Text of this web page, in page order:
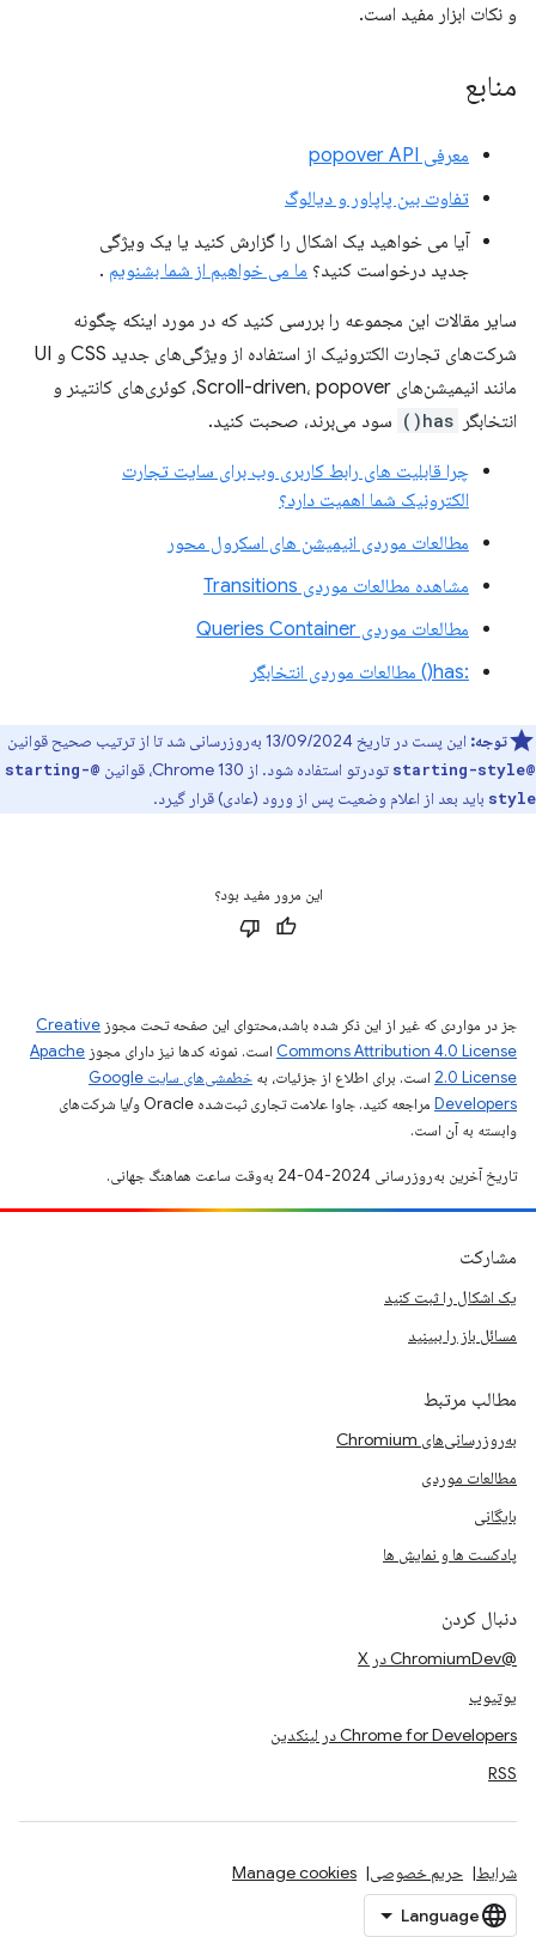
و نکات ابزار مفید است.
منابع
معرفی popover API
تفاوت بین پاپاور و دیالوگ
آیا می خواهید یک اشکال را گزارش کنید یا یک ویژگی
جدید درخواست کنید؟ ما می خواهیم از شما بشنویم .
سایر مقالات این مجموعه را بررسی کنید که در مورد اینکه چگونه
شرکت‌های تجارت الکترونیک از استفاده از ویژگی‌های جدید CSS و UI
مانند انیمیشن‌های Scroll-driven، popover، کوئری‌های کانتینر و
انتخابگر has() سود می‌برند، صحبت کنید.
چرا قابلیت های رابط کاربری وب برای سایت تجارت
الکترونیک شما اهمیت دارد؟
مطالعات موردی انیمیشن های اسکرول محور
مشاهده مطالعات موردی Transitions
مطالعات موردی Queries Container
:has() مطالعات موردی انتخابگر
توجه: این پست در تاریخ 13/09/2024 به‌روزرسانی شد تا از ترتیب صحیح قوانین
@starting-style تودرتو استفاده شود. از Chrome 130، قوانین
@starting-
style باید بعد از اعلام وضعیت پس از ورود (عادی) قرار گیرد.
این مرور مفید بود؟
جز در مواردی که غیر از این ذکر شده باشد،‌محتوای این صفحه تحت مجوز Creative
Commons Attribution 4.0 License است. نمونه کدها نیز دارای مجوز Apache
2.0 License است. برای اطلاع از جزئیات، به
خطمشی‌های سایت Google
Developers‏
مراجعه کنید. جاوا علامت تجاری ثبت‌شده Oracle و/یا شرکت‌های
وابسته به آن است.
تاریخ آخرین به‌روزرسانی 2024-04-24 به‌وقت ساعت هماهنگ جهانی.
مشارکت
یک اشکال را ثبت کنید
مسائل باز را ببینید
مطالب مرتبط
به‌روزرسانی‌های Chromium
مطالعات موردی
بایگانی
پادکست ها و نمایش ها
دنبال کردن
@ChromiumDev در X
یوتیوب
Chrome for Developers در لینکدین
RSS
شرایط حریم خصوصی Manage cookies